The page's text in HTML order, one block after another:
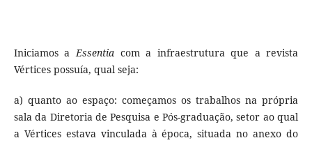
Iniciamos a Essentia com a infraestrutura que a revista
Vértices possuía, qual seja:
a) quanto ao espaço: começamos os trabalhos na própria
sala da Diretoria de Pesquisa e Pós-graduação, setor ao qual
a Vértices estava vinculada à época, situada no anexo do